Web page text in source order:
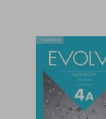
40%
dcto.